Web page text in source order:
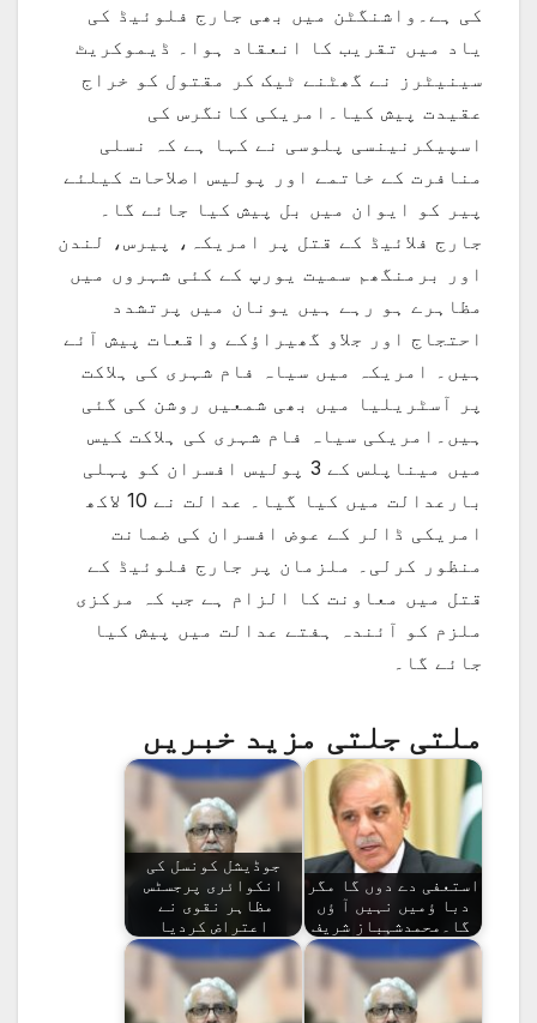
کی ہے۔واشنگٹن میں بھی جارج فلوئیڈ کی
یاد میں تقریب کا انعقاد ہوا۔ ڈیموکریٹ
سینیٹرز نے گھٹنے ٹیک کر مقتول کو خراج
عقیدت پیش کیا۔امریکی کانگرس کی
اسپیکرنینسی پلوسی نے کہا ہے کہ نسلی
منافرت کے خاتمے اور پولیس اصلاحات کیلئے
پیر کو ایوان میں بل پیش کیا جائے گا۔
جارج فلائیڈ کے قتل پر امریکہ، پیرس، لندن
اور برمنگھم سمیت یورپ کے کئی شہروں میں
مظاہرے ہو رہے ہیں یونان میں پرتشدد
احتجاج اور جلاو گھیراؤکے واقعات پیش آئے
ہیں۔ امریکہ میں سیاہ فام شہری کی ہلاکت
پر آسٹریلیا میں بھی شمعیں روشن کی گئی
ہیں۔امریکی سیاہ فام شہری کی ہلاکت کیس
میں میناپلس کے 3 پولیس افسران کو پہلی
بارعدالت میں کیا گیا۔ عدالت نے 10 لاکھ
امریکی ڈالر کے عوض افسران کی ضمانت
منظور کرلی۔ ملزمان پر جارج فلوئیڈ کے
قتل میں معاونت کا الزام ہے جب کہ مرکزی
ملزم کو آئندہ ہفتے عدالت میں پیش کیا
جائے گا۔
ملتی جلتی مزید خبریں
استعفی دے دوں گا مگر
دبا ؤمیں نہیں آ ؤں
گا۔محمدشہباز شریف
جوڈیشل کونسل کی
انکوائری پرجسٹس
مظاہر نقوی نے
اعتراض کردیا